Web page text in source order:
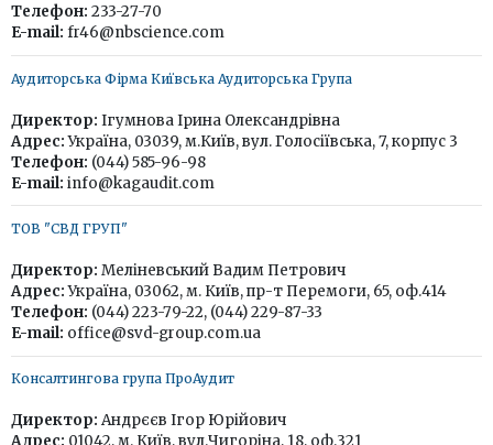
Телефон: 233-27-70
E-mail: fr46@nbscience.com
Аудиторська Фірма Київська Аудиторська Група
Директор: Ігумнова Ірина Олександрівна
Адрес:Україна, 03039, м.Київ, вул. Голосіївська, 7, корпус 3
Телефон: (044) 585-96-98
E-mail: info@kagaudit.com
ТОВ "СВД ГРУП"
Директор: Меліневський Вадим Петрович
Адрес:Україна, 03062, м. Київ, пр-т Перемоги, 65, оф.414
Телефон: (044) 223-79-22, (044) 229-87-33
E-mail: office@svd-group.com.ua
Консалтингова група ПроАудит
Директор: Андрєєв Ігор Юрійович